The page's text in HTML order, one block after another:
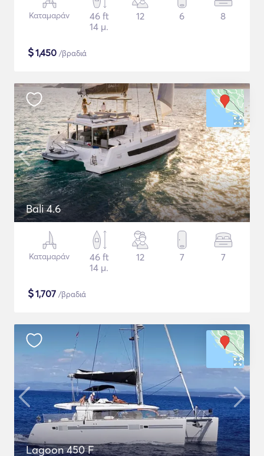
Καταμαράν
46 ft
14 μ.
12 6 8
$1,450 /βραδιά
Bali 4.6
Καταμαράν
46 ft
14 μ.
12 7 7
$1,707 /βραδιά
Lagoon 450 F